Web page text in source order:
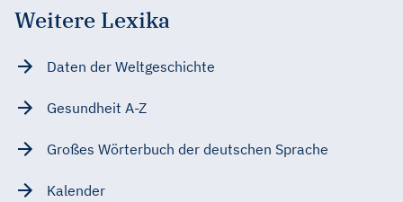
Weitere Lexika
Daten der Weltgeschichte
Gesundheit A-Z
Großes Wörterbuch der deutschen Sprache
Kalender